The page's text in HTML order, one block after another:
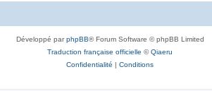
Développé parphpBB® Forum Software © phpBB Limited
Traduction française officielle ©Qiaeru
Confidentialité | Conditions